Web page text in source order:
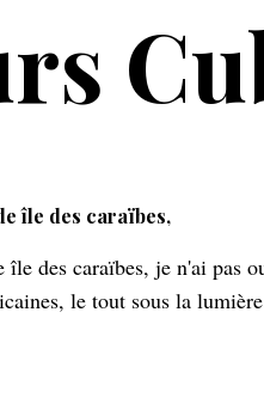
île des caraïbes,
le tout sous la